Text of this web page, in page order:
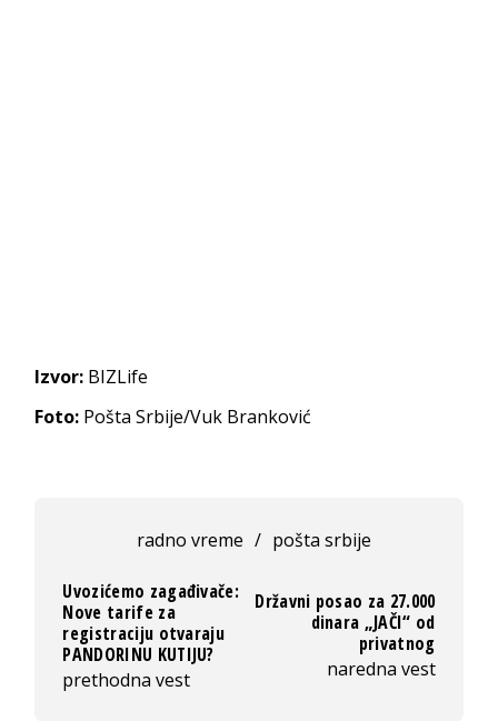
Izvor: BIZLife
Foto: Pošta Srbije/Vuk Branković
radno vreme / pošta srbije
Uvozićemo zagađivače:
Nove tarife za
registraciju otvaraju
PANDORINU KUTIJU?
prethodna vest
Državni posao za 27.000
dinara „JAČI“ od
privatnog
naredna vest